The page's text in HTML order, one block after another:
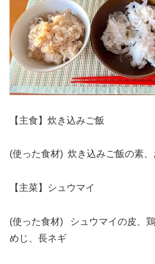
【主食】炊き込みご飯
(使った食材) 炊き込みご飯の素、
【主菜】シュウマイ
(使った食材) シュウマイの皮、
めじ、長ネギ